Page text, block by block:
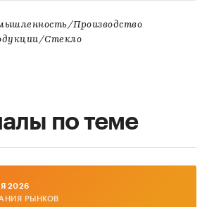
Производство
Стекло
по теме
2026
РЫНКОВ